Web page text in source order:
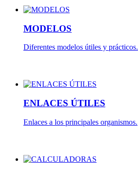
MODELOS
Diferentes modelos útiles y prácticos.
ENLACES ÚTILES
Enlaces a los principales organismos.